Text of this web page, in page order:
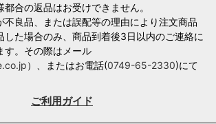
合の返品はお受けできません。
不良品、または誤配等の理由により注文商品
した場合のみ、商品到着後3日以内のご連絡に
す。その際はメール
）、またはお電話(0749-65-2330)にて
ご利用ガイド